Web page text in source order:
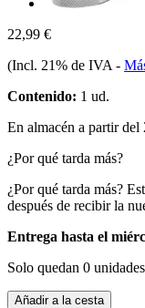
22,99 €
(Incl. 21% de IVA -
Contenido: 1 ud.
En almacén a partir del
¿Por qué tarda más?
¿Por qué tarda más?
después de recibir la
Entrega hasta el
Solo quedan 0
Añadir a la cesta